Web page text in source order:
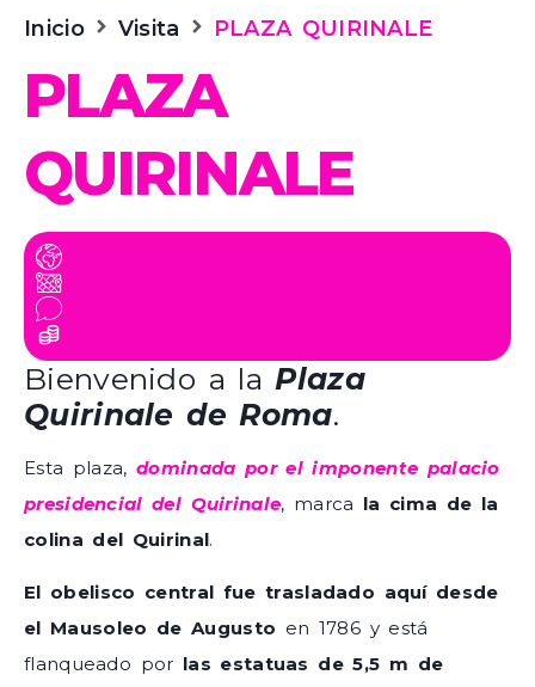
Inicio Visita PLAZA QUIRINALE
PLAZA
QUIRINALE
Bienvenido a laPlaza
Quirinale de Roma.
Esta plaza, dominada por el imponente palacio
presidencial del Quirinale, marca la cima de la
colina del Quirinal.
El obelisco central fue trasladado aquí desde
el Mausoleo de Augusto en 1786 y está
flanqueado por las estatuas de 5,5 m de